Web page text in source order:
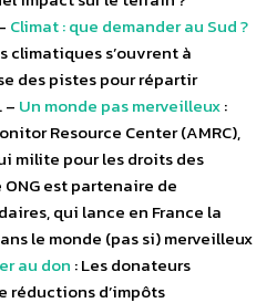
Climat : que demander au Sud ?
climatiques s’ouvrent à
des pistes pour répartir
– Un monde pas merveilleux:
Resource Center (AMRC),
milite pour les droits des
est partenaire de
qui lance en France la
le monde (pas si) merveilleux
au don : Les donateurs
réductions d’impôts